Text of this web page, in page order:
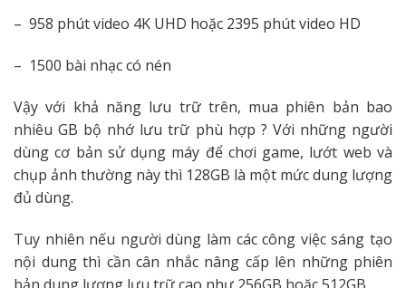
– 958 phút video 4K UHD hoặc 2395 phút video HD
– 1500 bài nhạc có nén
Vậy với khả năng lưu trữ trên, mua phiên bản bao
nhiêu GB bộ nhớ lưu trữ phù hợp ? Với những người
dùng cơ bản sử dụng máy để chơi game, lướt web và
chụp ảnh thường này thì 128GB là một mức dung lượng
đủ dùng.
Tuy nhiên nếu người dùng làm các công việc sáng tạo
nội dung thì cần cân nhắc nâng cấp lên những phiên